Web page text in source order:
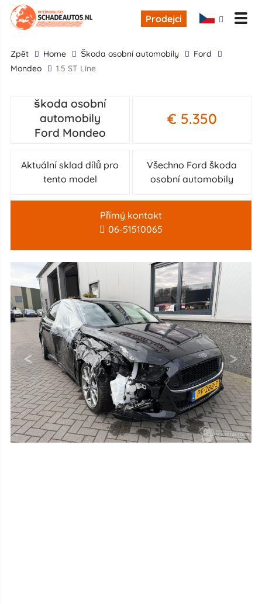
Prodejci
zpĕt Home škoda osobní automobily
Ford
Mondeo
1.5 ST Line
škoda osobní
automobily
Ford Mondeo
€ 5.350
Aktuální sklad dílů pro
tento model
Všechno Ford škoda
osobní automobily
Přímý kontakt
06-51510065